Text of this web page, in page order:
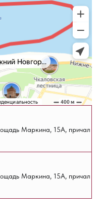
Маркина, 15А, причал
Маркина, 15А, причал